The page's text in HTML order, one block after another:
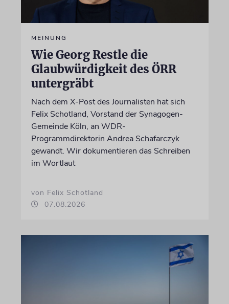
MEINUNG
Wie Georg Restle die
Glaubwürdigkeit des ÖRR
untergräbt
Nach dem X-Post des Journalisten hat sich
Felix Schotland, Vorstand der Synagogen-
Gemeinde Köln, an WDR-
Programmdirektorin Andrea Schafarczyk
gewandt. Wir dokumentieren das Schreiben
im Wortlaut
von Felix Schotland
07.08.2026